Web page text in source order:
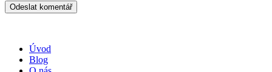
Úvod
Blog